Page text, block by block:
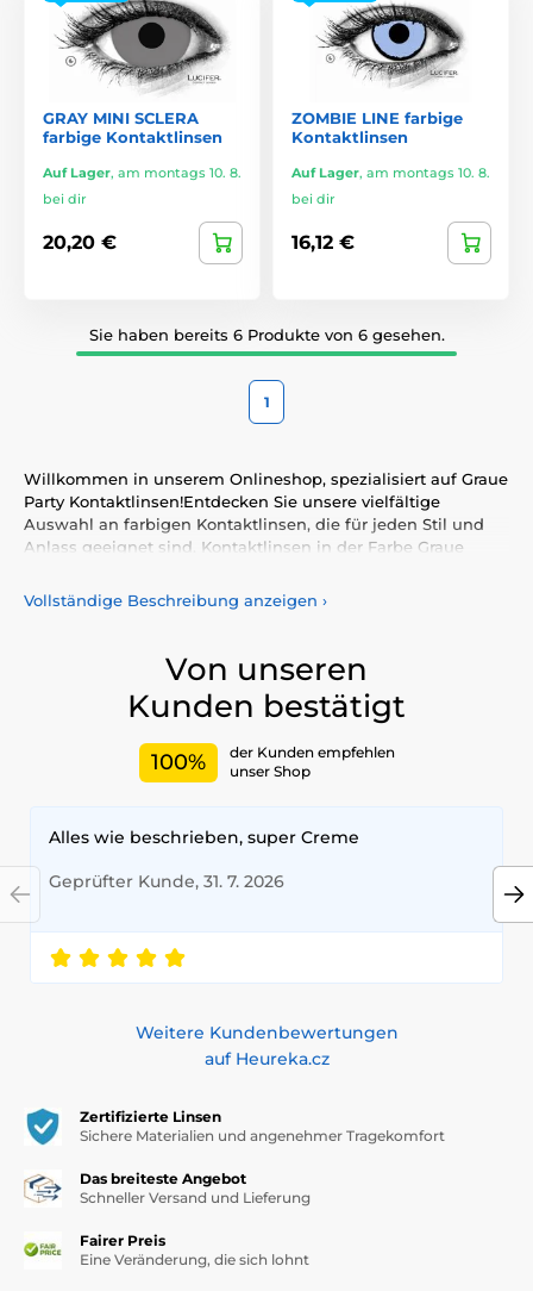
GRAY MINI SCLERA
farbige Kontaktlinsen
Auf Lager, am montags 10. 8.
bei dir
20,20 €
ZOMBIE LINE farbige
Kontaktlinsen
Auf Lager, am montags 10. 8.
bei dir
16,12 €
Sie haben bereits 6 Produkte von 6 gesehen.
1
Willkommen in unserem Onlineshop, spezialisiert auf Graue
Party Kontaktlinsen!Entdecken Sie unsere vielfältige
Auswahl an farbigen Kontaktlinsen, die für jeden Stil und
Anlass geeignet sind. Kontaktlinsen in der Farbe Graue
ermöglichen es Ihnen auch, Ihre Persönlichkeit und
Einzigartigkeit auszudrücken.Wählen Sie aus unserem
Tag über Komfort und Sicherheit bieten. Bringen Sie mit
unseren hochwertigen Linsen Farbe in Ihr Leben –
zertifiziert nach höchsten Qualitäts- und
Vollständige Beschreibung anzeigen ›
Von unseren
Kunden bestätigt
100%
der Kunden empfehlen
unser Shop
Alles wie beschrieben, super Creme
Geprüfter Kunde, 31. 7. 2026
Weitere Kundenbewertungen
auf Heureka.cz
Zertifizierte Linsen
Sichere Materialien und angenehmer Tragekomfort
Das breiteste Angebot
Schneller Versand und Lieferung
Fairer Preis
Eine Veränderung, die sich lohnt